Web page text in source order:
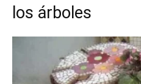
los árboles